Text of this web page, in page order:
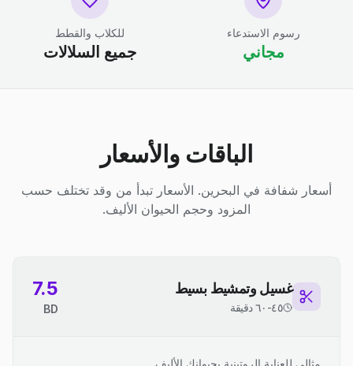
رسوم الاستدعاء
مجاني
للكلاب والقطط
جميع السلالات
الباقات والأسعار
أسعار شفافة في البحرين. الأسعار تبدأ من وقد تختلف حسب
المزود وحجم الحيوان الأليف.
غسيل وتمشيط بسيط
٤٥-٦٠ دقيقة
7.5
BD
مثالي للعناية الروتينية بحيوانك الأليف.